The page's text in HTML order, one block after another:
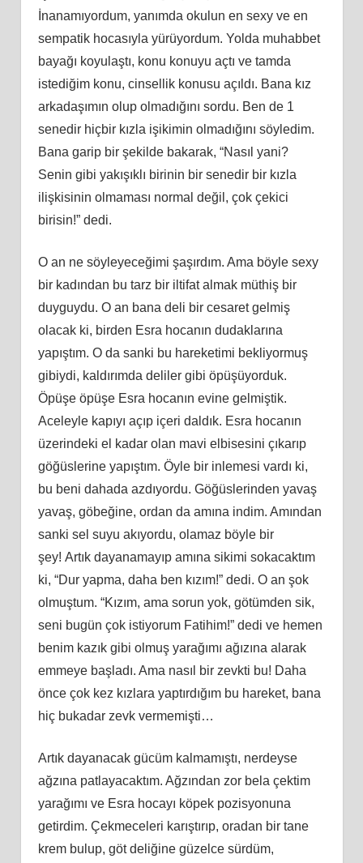
İnanamıyordum, yanımda okulun en sexy ve en
sempatik hocasıyla yürüyordum. Yolda muhabbet
bayağı koyulaştı, konu konuyu açtı ve tamda
istediğim konu, cinsellik konusu açıldı. Bana kız
arkadaşımın olup olmadığını sordu. Ben de 1
senedir hiçbir kızla işikimin olmadığını söyledim.
Bana garip bir şekilde bakarak, “Nasıl yani?
Senin gibi yakışıkl ı birinin bir senedir bir kızla
ilişkisinin olmaması normal değil, çok çekici
birisin!” dedi.
O an ne söyleyeceğimi şaşırdım. Ama böyle sexy
bir kadından bu tarz bir iltifat almak müthiş bir
duyguydu. O an bana deli bir cesaret gelmiş
olacak ki, birden Esra hocanın dudaklarına
yapıştım. O da sanki bu hareketimi bekliyormuş
gibiydi, kaldırımda deliler gibi öpüşüyorduk.
Öpüşe öpüşe Esra hocanın evine gelmiştik.
Aceleyle kapıyı açıp içeri daldık. Esra hocanın
üzerindeki el kadar olan mavi elbisesini çıkarıp
göğüslerine yapıştım. Öyle bir inlemesi vardı ki,
bu beni dahada azdıyordu. Göğüslerinden yavaş
yavaş, göbeğine, ordan da amına indim. Amından
sanki sel suyu akıyordu, olamaz böyle bir
şey! Artık dayanamayıp amına sikimi sokacaktım
ki, “Dur yapma, daha ben kızım!” dedi. O an şok
olmuştum. “Kızım, ama sorun yok, götümden sik,
seni bugün çok istiyorum Fatihim!” dedi ve hemen
benim kazık gibi olmuş yarağımı ağızına alarak
emmeye başladı. Ama nasıl bir zevkti bu! Daha
önce çok kez kızlara yaptırdığım bu hareket, bana
hiç bukadar zevk vermemişti…
Artık dayanacak gücüm kalmamıştı, nerdeyse
ağzına patlayacaktım. Ağzından zor bela çektim
yarağımı ve Esra hocayı köpek pozisyonuna
getirdim. Çekmeceleri karıştırıp, oradan bir tane
krem bulup, göt deliğinegüzelce sürdüm,